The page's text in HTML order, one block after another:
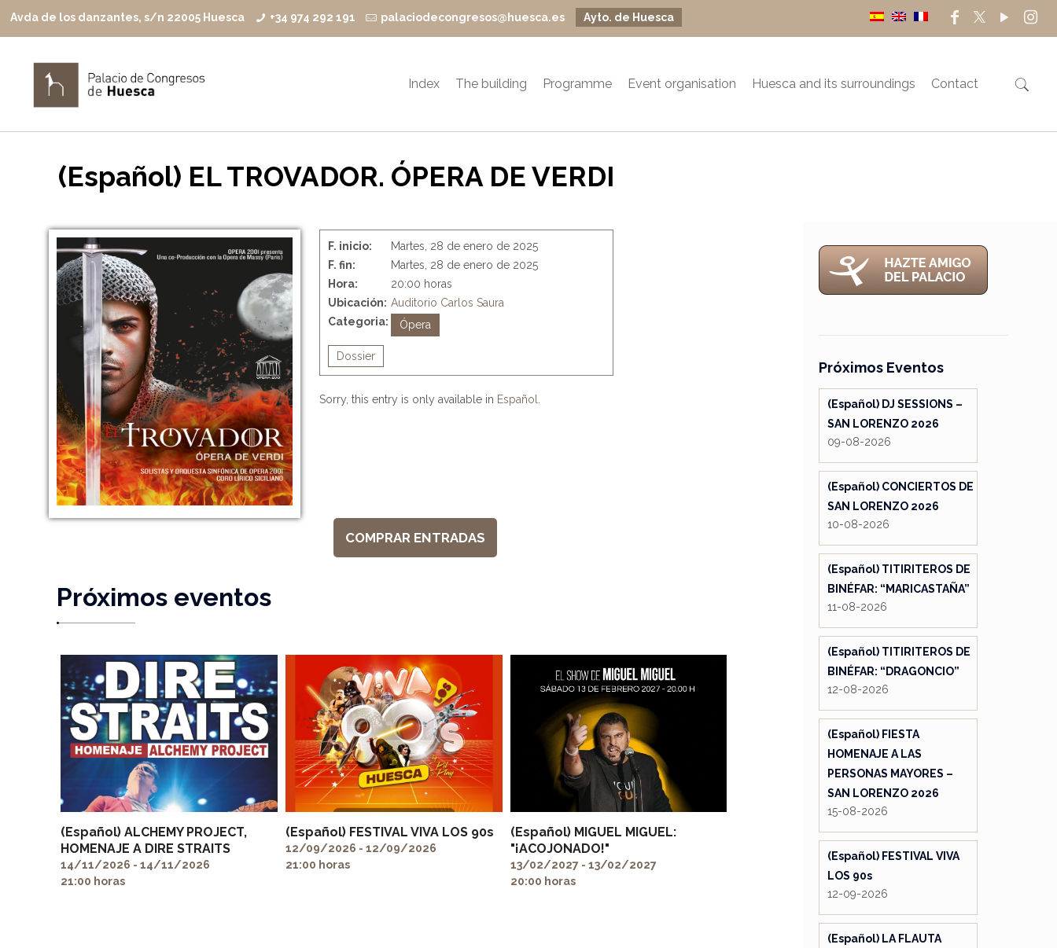
Avda de los danzantes, s/n 22005 Huesca +34 974 292 191 palaciodecongresos@huesca.es Ayto. de Huesca
Index The building Programme Event organisation Huesca and its surroundings Contact
(Español) EL TROVADOR. ÓPERA DE VERDI
F. inicio:
Martes, 28 de enero de 2025
F. fin:
Martes, 28 de enero de 2025
Hora:
20:00 horas
Ubicación: Auditorio Carlos Saura
Categoria:
Ópera
Dossier
Sorry, this entry is only available in Español
COMPRAR ENTRADAS
Próximos eventos
(Español) ALCHEMY PROJECT,
HOMENAJE A DIRE STRAITS
14/11/2026 - 14/11/2026
21:00 horas
(Español) FESTIVAL VIVA LOS 90s
12/09/2026 - 12/09/2026
21:00 horas
(Español) MIGUEL MIGUEL:
"¡ACOJONADO!"
13/02/2027 - 13/02/2027
20:00 horas
Próximos Eventos
(Español) DJ SESSIONS –
SAN LORENZO 2026
09-08-2026
(Español) CONCIERTOS DE
SAN LORENZO 2026
10-08-2026
(Español) TITIRITEROS DE
BINÉFAR: “MARICASTAÑA”
11-08-2026
(Español) TITIRITEROS DE
BINÉFAR: “DRAGONCIO”
12-08-2026
(Español) FIESTA
HOMENAJE A LAS
PERSONAS MAYORES –
SAN LORENZO 2026
15-08-2026
(Español) FESTIVAL VIVA
LOS 90s
12-09-2026
(Español) LA FLAUTA